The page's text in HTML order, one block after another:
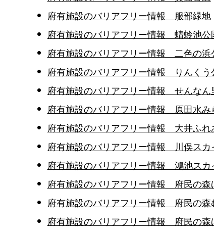
府有施設のバリアフリー情報 服部緑地
府有施設のバリアフリー情報 蜻蛉池公
府有施設のバリアフリー情報 二色の浜
府有施設のバリアフリー情報 りんくう
府有施設のバリアフリー情報 せんなん
府有施設のバリアフリー情報 原田水み
府有施設のバリアフリー情報 大井ふれ
府有施設のバリアフリー情報 川俣スカ
府有施設のバリアフリー情報 鴻池スカ
府有施設のバリアフリー情報 府民の森
府有施設のバリアフリー情報 府民の森
府有施設のバリアフリー情報 府民の森